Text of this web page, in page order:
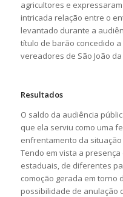
agricultores e
intricada relação entre o
levantado durante a
título de barão concedido
vereadores de São João
Resultados
O saldo da audiência
que ela serviu como uma
enfrentamento da
Tendo em vista a
estaduais, de diferentes
comoção gerada em torno
possibilidade de anulação